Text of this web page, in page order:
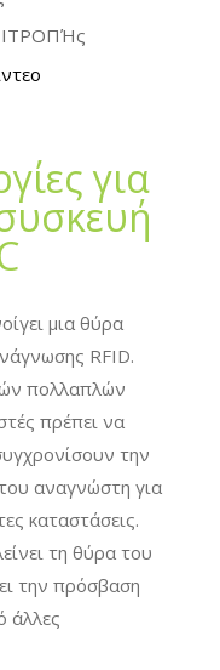
για
μια θύρα
RFID.
πολλαπλών
πρέπει να
την
αναγνώστη για
καταστάσεις.
τη θύρα του
την πρόσβαση
άλλες